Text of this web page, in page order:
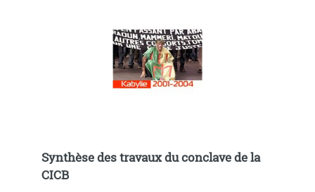
Synthèse des travaux du conclave de la
CICB